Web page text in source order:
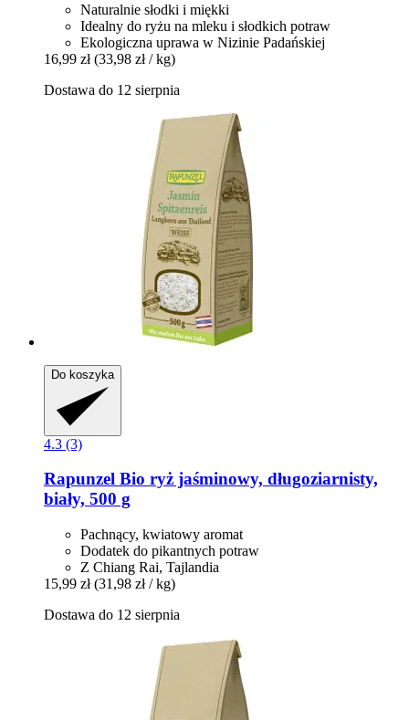
Naturalnie słodki i miękki
Idealny do ryżu na mleku i słodkich potraw
Ekologiczna uprawa w Nizinie Padańskiej
16,99 zł (33,98 zł / kg)
Dostawa do 12 sierpnia
Do koszyka
4.3 (3)
Rapunzel Bio ryż jaśminowy, długoziarnisty,
biały, 500 g
Pachnący, kwiatowy aromat
Dodatek do pikantnych potraw
Z Chiang Rai, Tajlandia
15,99 zł (31,98 zł / kg)
Dostawa do 12 sierpnia